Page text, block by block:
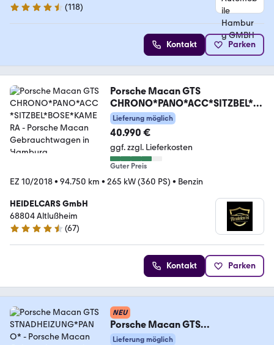
4.6 Sterne
(118)
Kontakt Parken
Porsche Macan GTS
CHRONO*PANO*ACC*SITZBEL*B
OSE*KAMERA
Lieferung möglich
40.990 €
ggf. zzgl. Lieferkosten
Guter Preis
EZ 10/2018• 94.750 km • 265 kW (360 PS) • Benzin
HEIDELCARS GmbH
68804 Altlußheim
4.7 Sterne
(67)
Kontakt Parken
NEU
Porsche Macan GTS
STNADHEIZUNG*PANO*
Lieferung möglich